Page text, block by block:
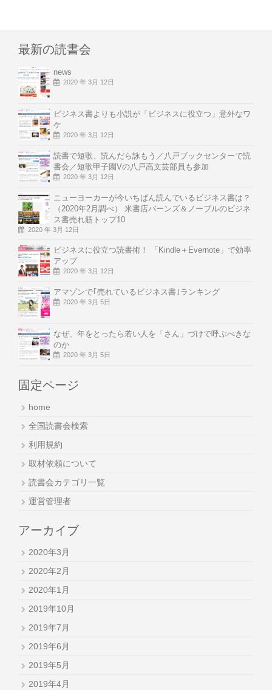
最新の読書会
news
2020 年 3月 12日
ビジネス書よりも小説が「ビジネスに役立つ」意外なワ
ケ
2020 年 3月 12日
読書で短歌、読んだら詠もう／八戸ブックセンターで読
書会／短歌甲子園Vの八戸高文芸部員も参加
2020 年 3月 12日
ニューヨーカーが今いちばん読んでいるビジネス書は？
（2020年2月調べ） 米書店バーンズ＆ノーブルのビジネ
ス書売れ筋トップ10
2020 年 3月 12日
ビジネスに役立つ読書術！ 「Kindle＋Evernote」で効率
アップ
2020 年 3月 12日
アマゾンで｢売れているビジネス書｣ランキング
2020 年 3月 5日
なぜ、年をとったら若い人を「さん」づけで呼ぶべきな
のか
2020 年 3月 5日
固定ページ
home
全国読書会検索
利用規約
取材依頼について
読書会カテゴリ一覧
運営管理者
アーカイブ
2020年3月
2020年2月
2020年1月
2019年10月
2019年7月
2019年6月
2019年5月
2019年4月